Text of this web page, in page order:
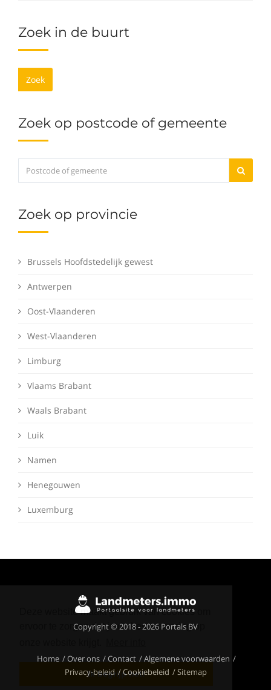
Deze website maakt gebruik van cookies om
ervoor te zorgen dat je de beste ervaring op
Ik begrijp het!
Zoek in de buurt
Zoek
Zoek op postcode of gemeente
Zoek op provincie
Brussels Hoofdstedelijk gewest
Antwerpen
Oost-Vlaanderen
West-Vlaanderen
Limburg
Vlaams Brabant
Waals Brabant
Luik
Namen
Henegouwen
Luxemburg
Copyright © 2018 - 2026 Portals BV
Home Over ons Contact
Algemene voorwaarden
Privacy-beleid
Cookiebeleid Sitemap